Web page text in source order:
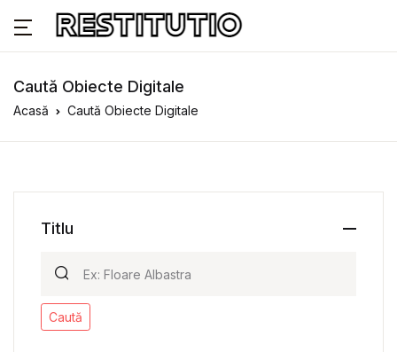
Caută Obiecte Digitale
Acasă Caută Obiecte Digitale
Titlu
Caută